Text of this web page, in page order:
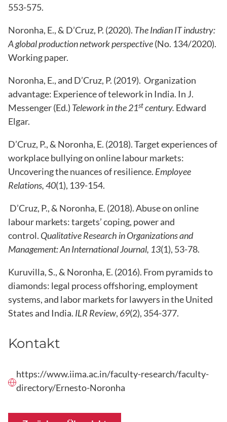
553-575.
Noronha, E., & D’Cruz, P. (2020). The Indian IT industry:
A global production network perspective(No. 134/2020).
Working paper.
Noronha, E., and D’Cruz, P. (2019). Organization
advantage: Experience of telework in India. In J.
Messenger (Ed.) Telework in the 21stcentury. Edward
Elgar.
D’Cruz, P., & Noronha, E. (2018). Target experiences of
workplace bullying on online labour markets:
Uncovering the nuances of resilience. Employee
Relations, 40(1), 139-154.
D’Cruz, P., & Noronha, E. (2018). Abuse on online
labour markets: targets’ coping, power and
control. Qualitative Research in Organizations and
Management: An International Journal, 13(1), 53-78.
Kuruvilla, S., & Noronha, E. (2016). From pyramids to
diamonds: legal process offshoring, employment
systems, and labor markets for lawyers in the United
States and India. ILR Review, 69(2), 354-377.
Kontakt
https://www.iima.ac.in/faculty-research/faculty-
directory/Ernesto-Noronha